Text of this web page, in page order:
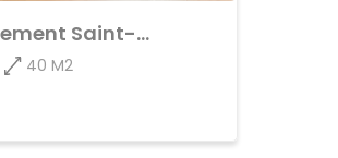
Achat Appartement Saint-Helier
40 M2